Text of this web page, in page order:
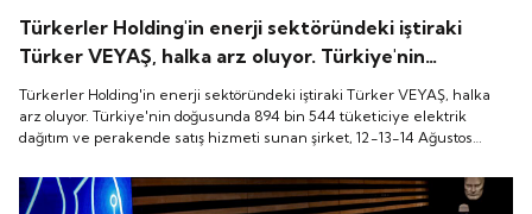
Türkerler Holding'in enerji sektöründeki iştiraki
Türker VEYAŞ, halka arz oluyor. Türkiye'nin
doğusunda 894 bin 544 tüketiciye elektrik dağıtım
ve perakende satış hizmeti sunan şirket, 12-13-14
Ağustos tarihleri arasında pay başına 136 TL fiyatla
Türkerler Holding'in enerji sektöründeki iştiraki Türker VEYAŞ, halka
arz oluyor. Türkiye'nin doğusunda 894 bin 544 tüketiciye elektrik
dağıtım ve perakende satış hizmeti sunan şirket, 12-13-14 Ağustos